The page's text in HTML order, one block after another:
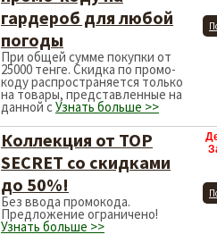
гардероб для любой
погоды
При общей сумме покупки от
25000 тенге. Скидка по промо-
коду распространяется только
на товары, представленные на
данной сУзнать больше >>
Коллекция от TOP
SECRET со скидками
до 50%!
Без ввода промокода.
Предложение ограничено!
Узнать больше >>